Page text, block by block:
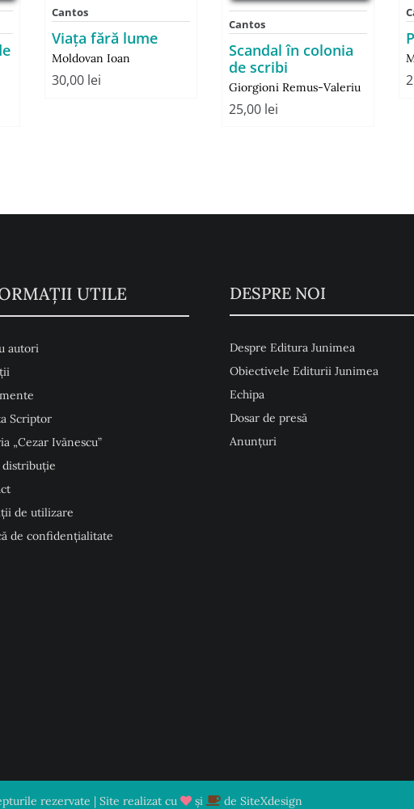
Cantos
Viaţa fără lume
Moldovan Ioan
30,00 lei
Cantos
Scandal în colonia
de scribi
Giorgioni Remus-Valeriu
25,00 lei
UTILE
autori
Scriptor
„Cezar Ivănescu”
distribuție
de utilizare
de confidențialitate
DESPRE NOI
Despre Editura Junimea
Obiectivele Editurii Junimea
Echipa
Dosar de presă
Anunţuri
rezervate | Site realizat cu și de SiteXdesign